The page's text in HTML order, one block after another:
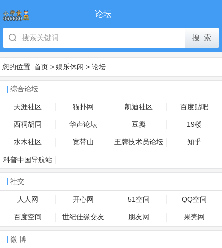
论坛
您的位置: 首页 > 娱乐休闲 > 论坛
综合论坛
天涯社区 猫扑网 凯迪社区 百度贴吧
西祠胡同 华声论坛 豆瓣 19楼
水木社区 宽带山 王牌技术员论坛 知乎
科普中国导航站
社交
人人网 开心网 51空间 QQ空间
百度空间 世纪佳缘交友 朋友网 果壳网
微 博